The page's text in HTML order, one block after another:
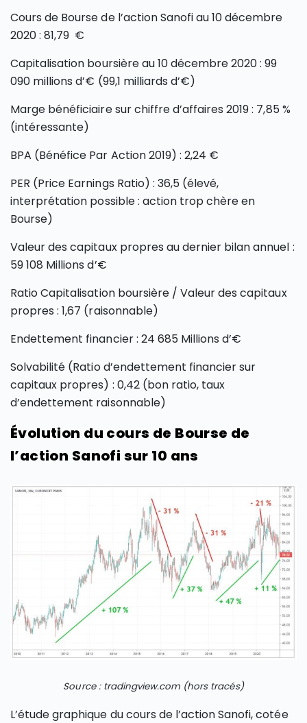
Cours de Bourse de l’action Sanofi au 10 décembre
2020 : 81,79 €
Capitalisation boursière au 10 décembre 2020 : 99
090 millions d’€ (99,1 milliards d’€)
Marge bénéficiaire sur chiffre d’affaires 2019 : 7,85 %
(intéressante)
BPA (Bénéfice Par Action 2019) : 2,24 €
PER (Price Earnings Ratio) : 36,5 (élevé,
interprétation possible : action trop chère en
Bourse)
Valeur des capitaux propres au dernier bilan annuel :
59 108 Millions d’€
Ratio Capitalisation boursière / Valeur des capitaux
propres : 1,67 (raisonnable)
Endettement financier : 24 685 Millions d’€
Solvabilité (Ratio d’endettement financier sur
capitaux propres) : 0,42 (bon ratio, taux
d’endettement raisonnable)
Évolution du cours de Bourse de
l’action Sanofi sur 10 ans
Source : tradingview.com (hors tracés)
L’étude graphique du cours de l’action Sanofi, cotée